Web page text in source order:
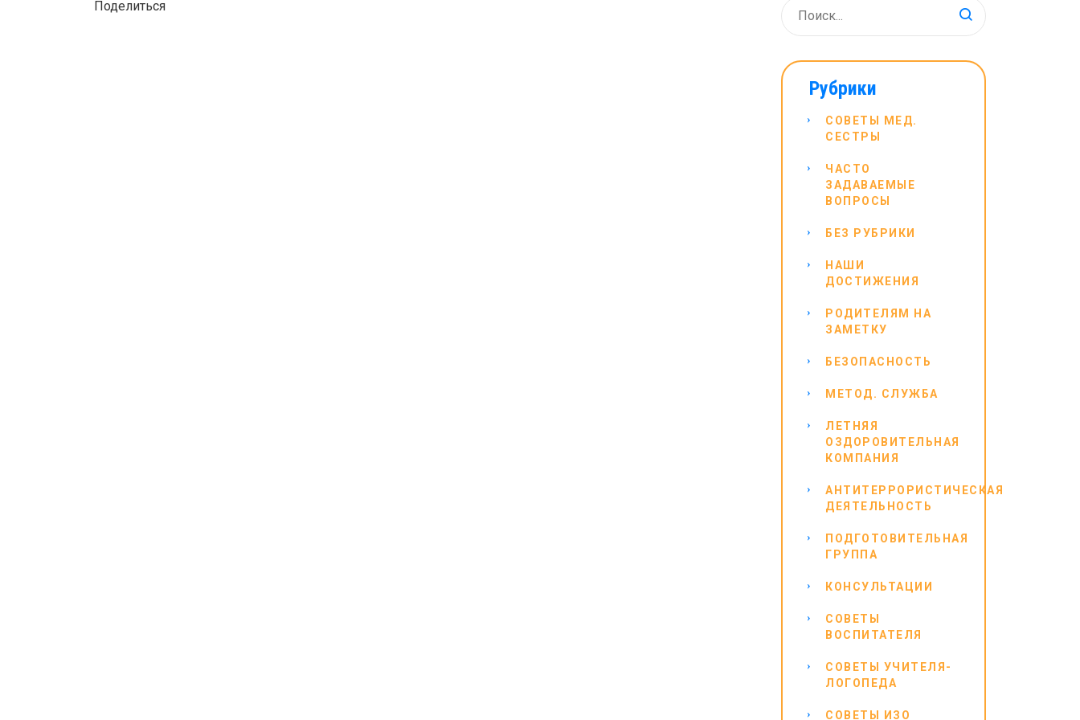
Поделиться
Рубрики
СОВЕТЫ МЕД.
СЕСТРЫ
ЧАСТО
ЗАДАВАЕМЫЕ
ВОПРОСЫ
БЕЗ РУБРИКИ
НАШИ
ДОСТИЖЕНИЯ
РОДИТЕЛЯМ НА
ЗАМЕТКУ
БЕЗОПАСНОСТЬ
МЕТОД. СЛУЖБА
ЛЕТНЯЯ
ОЗДОРОВИТЕЛЬНАЯ
КОМПАНИЯ
АНТИТЕРРОРИСТИЧЕСКАЯ
ДЕЯТЕЛЬНОСТЬ
ПОДГОТОВИТЕЛЬНАЯ
ГРУППА
КОНСУЛЬТАЦИИ
СОВЕТЫ
ВОСПИТАТЕЛЯ
СОВЕТЫ УЧИТЕЛЯ-
ЛОГОПЕДА
СОВЕТЫ ИЗО